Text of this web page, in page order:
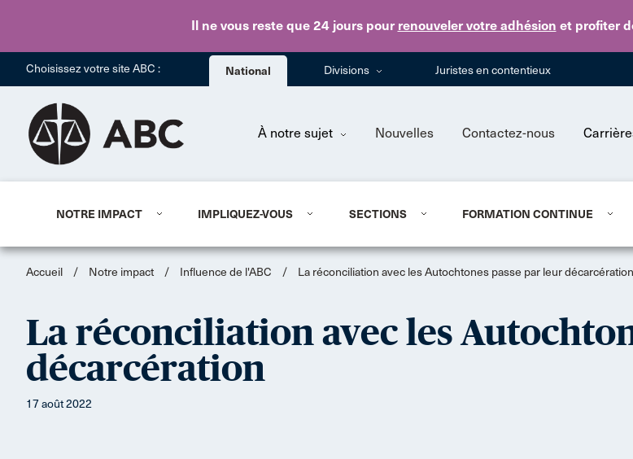
Il ne vous reste que 24 jourspour renouveler votre adhésion et profiter
Skip to
Choisissez votre site ABC : National Divisions Juristes en contentieux
À notre sujet Nouvelles Contactez-nous
NOTRE IMPACT IMPLIQUEZ-VOUS SECTIONS FORMATION CONTINUE
Accueil / Notre impact / Influence de l'ABC / La réconciliation avec les Autochtones passe par leur décarcération
La réconciliation avec les
décarcération
17 août 2022